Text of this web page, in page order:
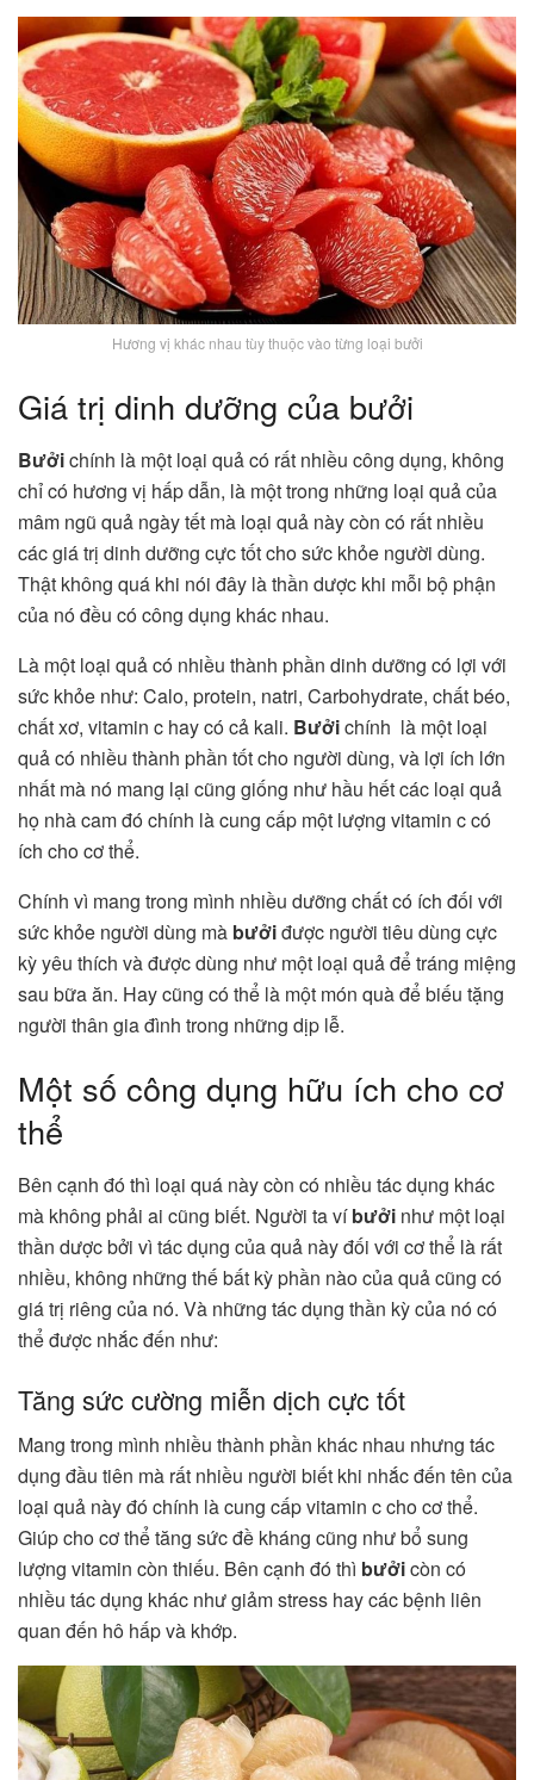
Hương vị khác nhau tùy thuộc vào từng loại bưởi
Giá trị dinh dưỡng của bưởi
Bưởichính là một loại quả có rất nhiều công dụng, không
chỉ có hương vị hấp dẫn, là một trong những loại quả của
mâm ngũ quả ngày tết mà loại quả này còn có rất nhiều
các giá trị dinh dưỡng cực tốt cho sức khỏe người dùng.
Thật không quá khi nói đây là thần dược khi mỗi bộ phận
của nó đều có công dụng khác nhau.
Là một loại quả có nhiều thành phần dinh dưỡng có lợi với
sức khỏe như: Calo, protein, natri, Carbohydrate, chất béo,
chất xơ, vitamin c hay có cả kali. Bưởichính là một loại
quả có nhiều thành phần tốt cho người dùng, và lợi ích lớn
nhất mà nó mang lại cũng giống như hầu hết các loại quả
họ nhà cam đó chính là cung cấp một lượng vitamin c có
ích cho cơ thể.
Chính vì mang trong mình nhiều dưỡng chất có ích đối với
sức khỏe người dùng mà bưởiđược người tiêu dùng cực
kỳ yêu thích và được dùng như một loại quả để tráng miệng
sau bữa ăn. Hay cũng có thể là một món quà để biếu tặng
người thân gia đình trong những dịp lễ.
Một số công dụng hữu ích cho cơ
thể
Bên cạnh đó thì loại quá này còn có nhiều tác dụng khác
mà không phải ai cũng biết. Người ta víbưởi như một loại
thần dược bởi vì tác dụng của quả này đối với cơ thể là rất
nhiều, không những thế bất kỳ phần nào của quả cũng có
giá trị riêng của nó. Và những tác dụng thần kỳ của nó có
thể được nhắc đến như:
Tăng sức cường miễn dịch cực tốt
Mang trong mình nhiều thành phần khác nhau nhưng tác
dụng đầu tiên mà rất nhiều người biết khi nhắc đến tên của
loại quả này đó chính là cung cấp vitamin c cho cơ thể.
Giúp cho cơ thể tăng sức đề kháng cũng như bổ sung
lượng vitamin còn thiếu. Bên cạnh đó thì bưởicòn có
nhiều tác dụng khác như giảm stress hay các bệnh liên
quan đến hô hấp và khớp.